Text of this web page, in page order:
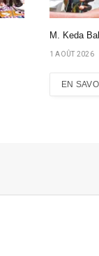
M. Keda
1 AOÛT 2026
EN